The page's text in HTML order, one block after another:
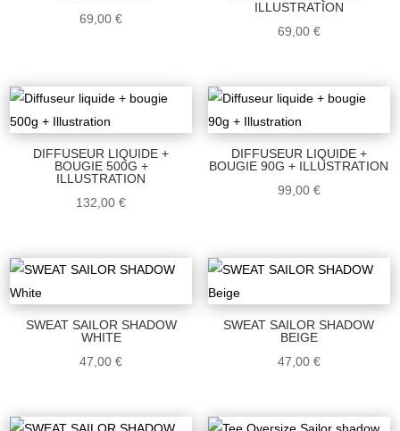
69,00€
ILLUSTRATION
69,00 €
DIFFUSEUR LIQUIDE +
BOUGIE 500G +
ILLUSTRATION
132,00€
DIFFUSEUR LIQUIDE +
BOUGIE 90G + ILLUSTRATION
99,00 €
SWEAT SAILOR SHADOW
WHITE
47,00€
SWEAT SAILOR SHADOW
BEIGE
47,00 €